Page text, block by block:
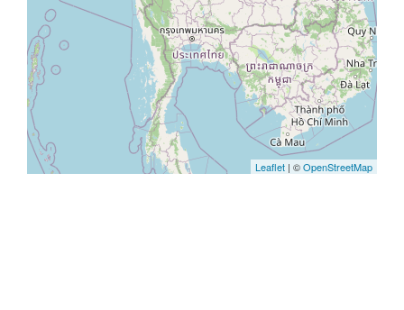
Leaflet | ©OpenStreetMap